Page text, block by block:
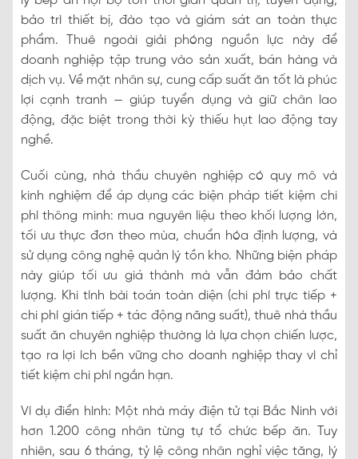
bảo trì thiết bị, đào tạo và giám sát an toàn thực
phẩm. Thuê ngoài giải phóng nguồn lực này để
doanh nghiệp tập trung vào sản xuất, bán hàng và
dịch vụ. Về mặt nhân sự, cung cấp suất ăn tốt là phúc
lợi cạnh tranh — giúp tuyển dụng và giữ chân lao
động, đặc biệt trong thời kỳ thiếu hụt lao động tay
nghề.
Cuối cùng, nhà thầu chuyên nghiệp có quy mô và
kinh nghiệm để áp dụng các biện pháp tiết kiệm chi
phí thông minh: mua nguyên liệu theo khối lượng lớn,
tối ưu thực đơn theo mùa, chuẩn hóa định lượng, và
sử dụng công nghệ quản lý tồn kho. Những biện pháp
này giúp tối ưu giá thành mà vẫn đảm bảo chất
lượng. Khi tính bài toán toàn diện (chi phí trực tiếp +
chi phí gián tiếp + tác động năng suất), thuê nhà thầu
suất ăn chuyên nghiệp thường là lựa chọn chiến lược,
tạo ra lợi ích bền vững cho doanh nghiệp thay vì chỉ
tiết kiệm chi phí ngắn hạn.
Ví dụ điển hình: Một nhà máy điện tử tại Bắc Ninh với
hơn 1.200 công nhân từng tự tổ chức bếp ăn. Tuy
nhiên, sau 6 tháng, tỷ lệ công nhân nghỉ việc tăng, lý